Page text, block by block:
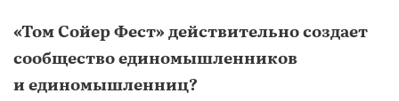
«Том Сойер Фест» действительно создает
сообщество единомышленников
и единомышленниц?